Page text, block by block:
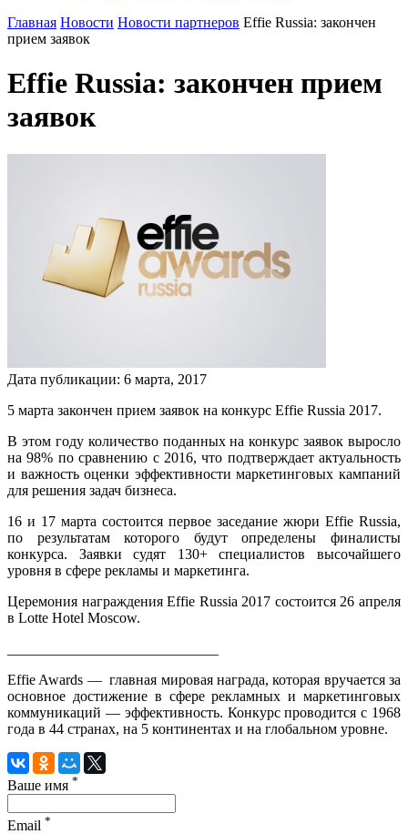
Главная Новости Новости партнеров Effie Russia: закончен
прием заявок
Effie Russia: закончен прием
заявок
Дата публикации: 6 марта, 2017
5 марта закончен прием заявок на конкурс Effie Russia 2017.
В этом году количество поданных на конкурс заявок выросло
на 98% по сравнению с 2016, что подтверждает актуальность
и важность оценки эффективности маркетинговых кампаний
для решения задач бизнеса.
16 и 17 марта состоится первое заседание жюри Effie Russia,
по результатам которого будут определены финалисты
конкурса. Заявки судят 130+ специалистов высочайшего
уровня в сфере рекламы и маркетинга.
Церемония награждения Effie Russia 2017 состоится 26 апреля
в Lotte Hotel Moscow.
Effie Awards — главная мировая награда, которая вручается за
основное достижение в сфере рекламных и маркетинговых
коммуникаций — эффективность. Конкурс проводится с 1968
года в 44 странах, на 5 континентах и на глобальном уровне.
Ваше имя *
Email *